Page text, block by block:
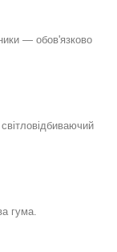
— обов'язково
гума.